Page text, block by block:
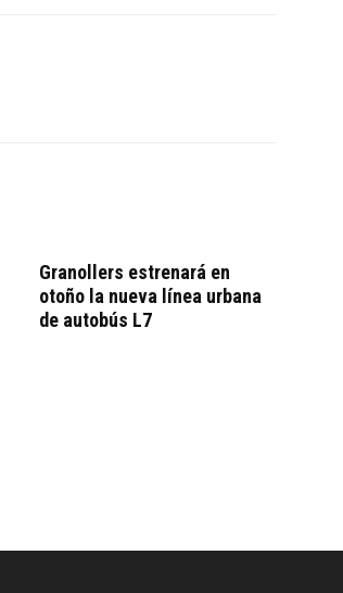
Granollers estrenará en
otoño la nueva línea urbana
de autobús L7